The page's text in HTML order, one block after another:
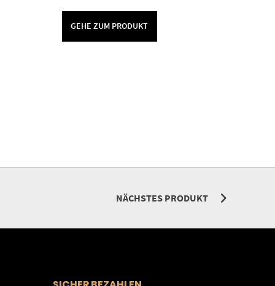
GEHE ZUM PRODUKT
NÄCHSTES PRODUKT